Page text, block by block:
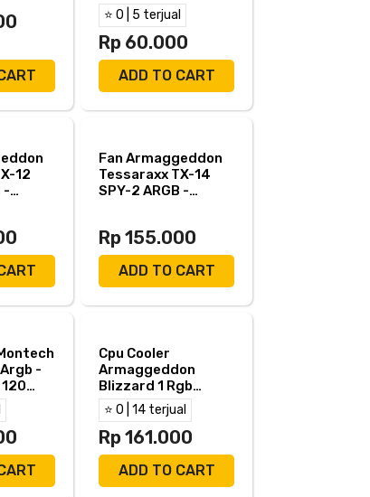
⭐ 0 | 5 terjual
Rp 60.000
ADD TO CART
12
-
Fan Armaggeddon
Tessaraxx TX-14
SPY-2 ARGB -
Rp 155.000
ADD TO CART
-
Cpu Cooler
Armaggeddon
Blizzard 1 Rgb
90mm Fan 2 Heat
Pipes
⭐ 0 | 14 terjual
Rp 161.000
ADD TO CART